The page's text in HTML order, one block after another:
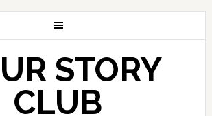
STORY
CLUB